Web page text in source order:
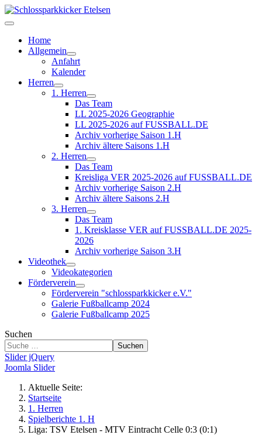
Home
Allgemein
Anfahrt
Kalender
Herren
1. Herren
Das Team
LL 2025-2026 Geographie
LL 2025-2026 auf FUSSBALL.DE
Archiv vorherige Saison 1.H
Archiv ältere Saisons 1.H
2. Herren
Das Team
Kreisliga VER 2025-2026 auf FUSSBALL.DE
Archiv vorherige Saison 2.H
Archiv ältere Saisons 2.H
3. Herren
Das Team
1. Kreisklasse VER auf FUSSBALL.DE 2025-
2026
Archiv vorherige Saison 3.H
Videothek
Videokategorien
Förderverein
Förderverein "schlossparkkicker e.V."
Galerie Fußballcamp 2024
Galerie Fußballcamp 2025
Suchen
Suchen
Slider jQuery
Joomla Slider
Aktuelle Seite:
Startseite
1. Herren
Spielberichte 1. H
Liga: TSV Etelsen - MTV Eintracht Celle 0:3 (0:1)